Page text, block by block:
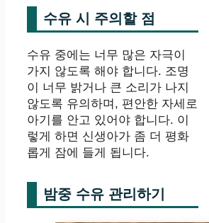
수유 시 주의할 점
수유 중에는 너무 많은 자극이
가지 않도록 해야 합니다. 조명
이 너무 밝거나 큰 소리가 나지
않도록 유의하며, 편안한 자세로
아기를 안고 있어야 합니다. 이
렇게 하면 신생아가 좀 더 평화
롭게 잠에 들게 됩니다.
밤중 수유 관리하기